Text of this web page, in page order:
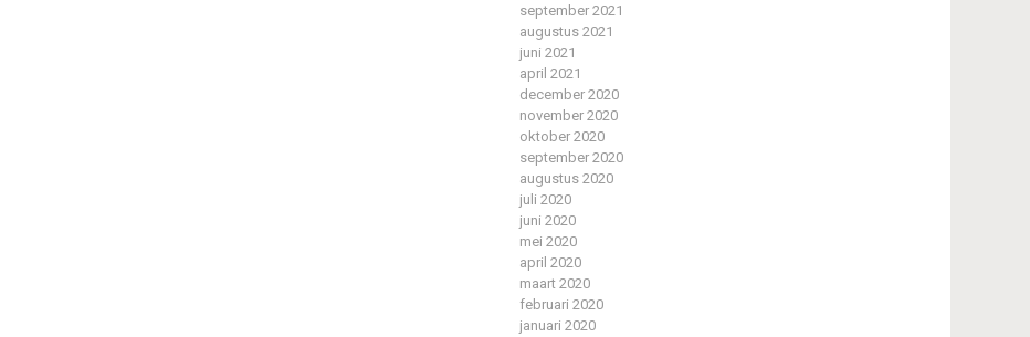
september 2021
augustus 2021
juni 2021
april 2021
december 2020
november 2020
oktober 2020
september 2020
augustus 2020
juli 2020
juni 2020
mei 2020
april 2020
maart 2020
februari 2020
januari 2020